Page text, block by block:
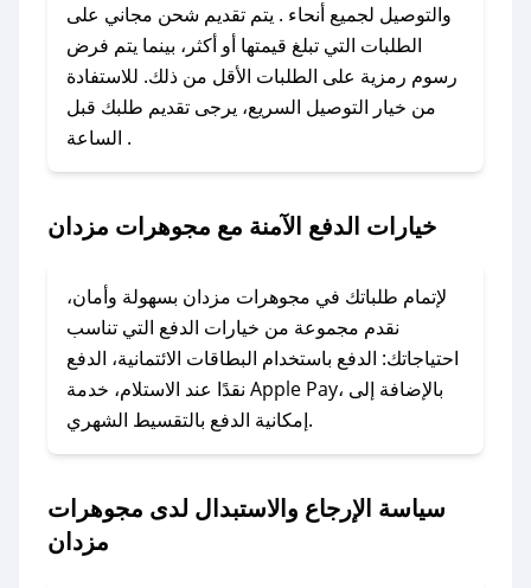
لإضافته بسرعة.
### كيفية استخدام كود خصم مجوهرات مزدان؟
1. انسخ كود الخصم من تطبيق صحصح.
2. الصقه في خانة الدفع عند التسوق من مجوهرات
مزدان.
### ماذا أفعل إذا لم يعمل كود الخصم؟
الرسائل الخاصة على تويتر أو البريد الإلكتروني،
وسنقوم بحل المشكلة في أسرع وقت ممكن.
### ماذا أفعل إذا لم أجد كود خصم لمتجري
المفضل؟
في حال عدم توفر كوبونات لمتجرك المفضل، يمكنك
أسرع وقت ممكن.
والتوصيل لجميع أنحاء . يتم تقديم شحن مجاني على
الطلبات التي تبلغ قيمتها أو أكثر، بينما يتم فرض
رسوم رمزية على الطلبات الأقل من ذلك. للاستفادة
من خيار التوصيل السريع، يرجى تقديم طلبك قبل
الساعة .
خيارات الدفع الآمنة مع مجوهرات مزدان
لإتمام طلباتك في مجوهرات مزدان بسهولة وأمان،
نقدم مجموعة من خيارات الدفع التي تناسب
احتياجاتك: الدفع باستخدام البطاقات الائتمانية، الدفع
نقدًا عند الاستلام، خدمة Apple Pay، بالإضافة إلى
إمكانية الدفع بالتقسيط الشهري.
سياسة الإرجاع والاستبدال لدى مجوهرات
مزدان